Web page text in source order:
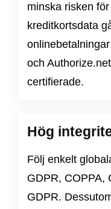
minska risken
kreditkortsdata
och
certifierade.
Hög
Följ enkelt
GDPR, COPPA,
GDPR.